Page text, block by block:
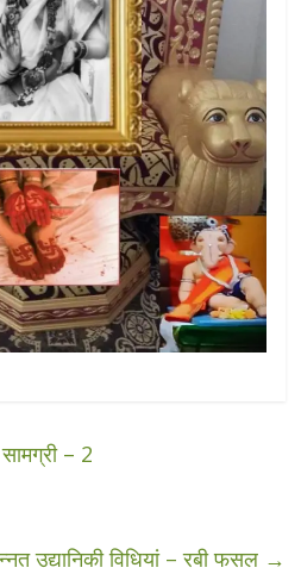
– 2
उद्यानिकी विधियां – रबी फसल →